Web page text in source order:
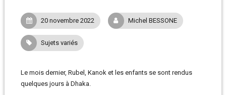
20 novembre 2022 Michel BESSONE
Sujets variés
Le mois dernier, Rubel, Kanok et les enfants se sont rendus
quelques jours à Dhaka.